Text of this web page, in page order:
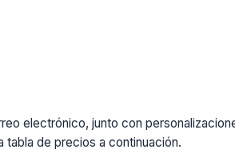
electrónico, junto con
de precios a continuación.